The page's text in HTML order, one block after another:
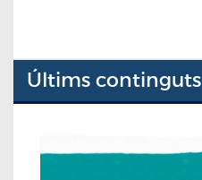
Últims continguts